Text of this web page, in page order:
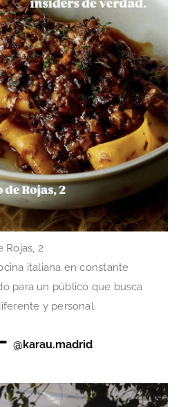
Rojas, 2
italiana en constante
para un público que busca
y personal.
@karau.madrid